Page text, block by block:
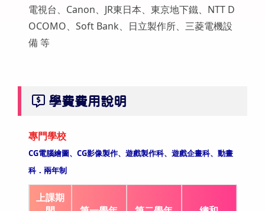
電視台、Canon、JR東日本、東京地下鐵、NTT D
OCOMO、Soft Bank、日立製作所、三菱電機設
備 等
學費費用說明
專門學校
CG電腦繪圖、CG影像製作、遊戲製作科、遊戲企畫科、動畫
科．兩年制
上課期